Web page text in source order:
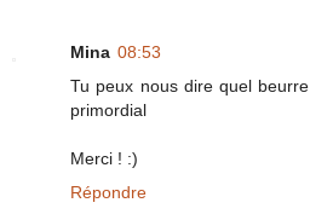
Mina 08:53
Tu peux nous dire quel
primordial
Merci ! :)
Répondre